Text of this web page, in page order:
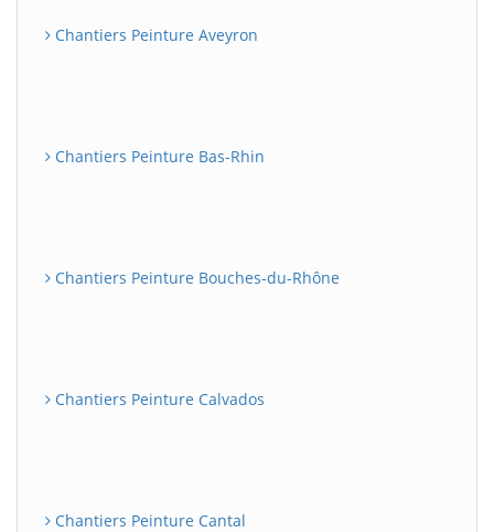
Chantiers Peinture Aveyron
Chantiers Peinture Bas-Rhin
Chantiers Peinture Bouches-du-Rhône
Chantiers Peinture Calvados
Chantiers Peinture Cantal